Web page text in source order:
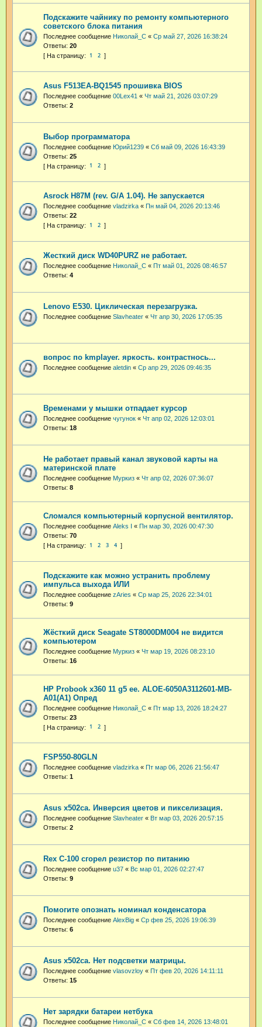
Подскажите чайнику по ремонту компьютерного
советского блока питания
Последнее сообщение Николай_С « Ср май 27, 2026 16:38:24
Ответы: 20
1 2
Asus F513EA-BQ1545 прошивка BIOS
Последнее сообщение 00Lex41 « Чт май 21, 2026 03:07:29
Ответы: 2
Выбор программатора
Последнее сообщение Юрий1239 « Сб май 09, 2026 16:43:39
Ответы: 25
1 2
Asrock H87M (rev. G/A 1.04). Не запускается
Последнее сообщение vladzirka « Пн май 04, 2026 20:13:46
Ответы: 22
1 2
Жесткий диск WD40PURZ не работает.
Последнее сообщение Николай_С « Пт май 01, 2026 08:46:57
Ответы: 4
Lenovo E530. Циклическая перезагрузка.
Последнее сообщение Slavheater « Чт апр 30, 2026 17:05:35
вопрос по kmplayer. яркость. контрастнось...
Последнее сообщение aletdin « Ср апр 29, 2026 09:46:35
Временами у мышки отпадает курсор
Последнее сообщение чугунок « Чт апр 02, 2026 12:03:01
Ответы: 18
Не работает правый канал звуковой карты на
материнской плате
Последнее сообщение Муркиз « Чт апр 02, 2026 07:36:07
Ответы: 8
Сломался компьютерный корпусной вентилятор.
Последнее сообщение Aleks I « Пн мар 30, 2026 00:47:30
Ответы: 70
1 2 3 4
Подскажите как можно устранить проблему
импульса выхода ИЛИ
Последнее сообщение zAries « Ср мар 25, 2026 22:34:01
Ответы: 9
Жёсткий диск Seagate ST8000DM004 не видится
компьютером
Последнее сообщение Муркиз « Чт мар 19, 2026 08:23:10
Ответы: 16
HP Probook x360 11 g5 ee. ALOE-6050A3112601-MB-
A01(A1) Опред
Последнее сообщение Николай_С « Пт мар 13, 2026 18:24:27
Ответы: 23
1 2
FSP550-80GLN
Последнее сообщение vladzirka « Пт мар 06, 2026 21:56:47
Ответы: 1
Asus x502ca. Инверсия цветов и пикселизация.
Последнее сообщение Slavheater « Вт мар 03, 2026 20:57:15
Ответы: 2
Rex C-100 сгорел резистор по питанию
Последнее сообщение u37 « Вс мар 01, 2026 02:27:47
Ответы: 9
Помогите опознать номинал конденсатора
Последнее сообщение AlexBig « Ср фев 25, 2026 19:06:39
Ответы: 6
Asus x502ca. Нет подсветки матрицы.
Последнее сообщение vlasovzloy « Пт фев 20, 2026 14:11:11
Ответы: 15
Нет зарядки батареи нетбука
Последнее сообщение Николай_С « Сб фев 14, 2026 13:48:01